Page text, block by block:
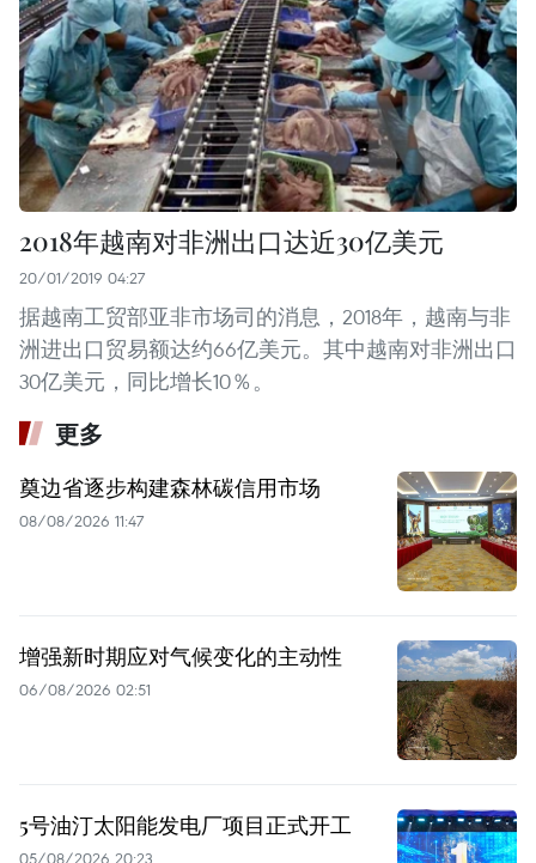
2018年越南对非洲出口达近30亿美元
20/01/2019 04:27
据越南工贸部亚非市场司的消息，2018年，越南与非
洲进出口贸易额达约66亿美元。其中越南对非洲出口
30亿美元，同比增长10％。
更多
奠边省逐步构建森林碳信用市场
08/08/2026 11:47
增强新时期应对气候变化的主动性
06/08/2026 02:51
5号油汀太阳能发电厂项目正式开工
05/08/2026 20:23